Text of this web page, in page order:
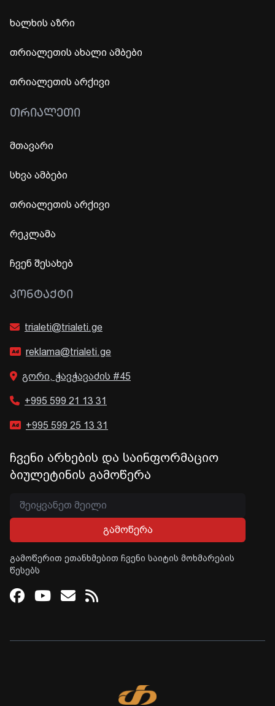
ხალხის აზრი
თრიალეთის ახალი ამბები
თრიალეთის არქივი
ᲗᲠᲘᲐᲚᲔᲗᲘ
მთავარი
სხვა ამბები
თრიალეთის არქივი
რეკლამა
ჩვენ შესახებ
ᲙᲝᲜᲢᲐᲥᲢᲘ
trialeti@trialeti.ge
reklama@trialeti.ge
გორი, ჭავჭავაძის #45
+995 599 21 13 31
+995 599 25 13 31
ჩვენი არხების და საინფორმაციო
ბიულეტინის გამოწერა
გამოწერა
გამოწერით ეთანხმებით ჩვენი საიტის მოხმარების
წესებს
Facebook
Youtube
Email
RSS